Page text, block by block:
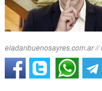
eladanbuenosayres.com.ar